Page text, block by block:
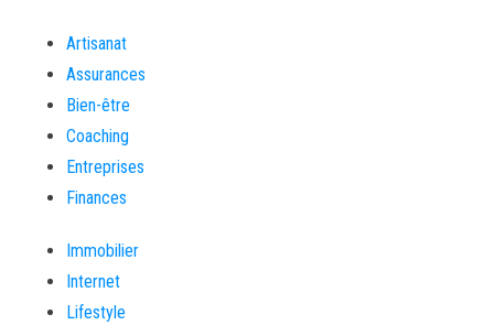
Artisanat
Assurances
Bien-être
Coaching
Entreprises
Finances
Immobilier
Internet
Lifestyle